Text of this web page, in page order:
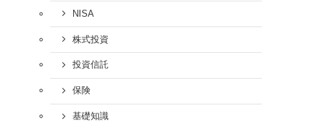
NISA
株式投資
投資信託
保険
基礎知識